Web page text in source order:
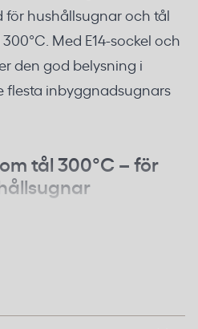
för hushållsugnar och tål
Med E14-sockel och
den god belysning i
flesta inbyggnadsugnars
tål 300°C – för
0–300°C
sockel.